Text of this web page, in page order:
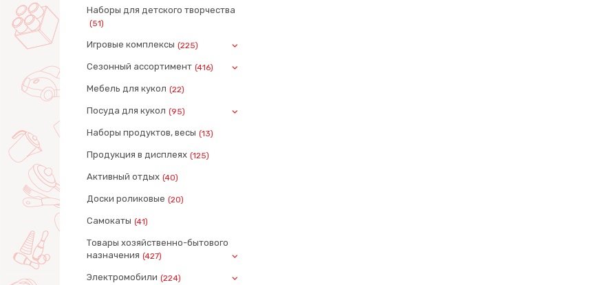
Наборы для детского творчества
(51)
Игровые комплексы (225)
Сезонный ассортимент (416)
Мебель для кукол (22)
Посуда для кукол (95)
Наборы продуктов, весы (13)
Продукция в дисплеях (125)
Активный отдых (40)
Доски роликовые (20)
Самокаты (41)
Товары хозяйственно-бытового
назначения (427)
Электромобили (224)